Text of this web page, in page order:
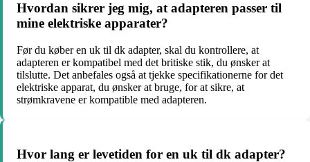
Hvordan sikrer jeg mig, at adapteren passer til
mine elektriske apparater?
Før du køber en uk til dk adapter, skal du kontrollere, at
adapteren er kompatibel med det britiske stik, du ønsker at
tilslutte. Det anbefales også at tjekke specifikationerne for det
elektriske apparat, du ønsker at bruge, for at sikre, at
strømkravene er kompatible med adapteren.
Hvor lang er levetiden for en uk til dk adapter?